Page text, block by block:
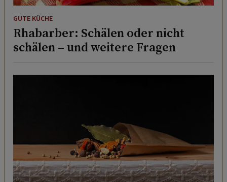
GUTE KÜCHE
Rhabarber: Schälen oder nicht
schälen – und weitere Fragen